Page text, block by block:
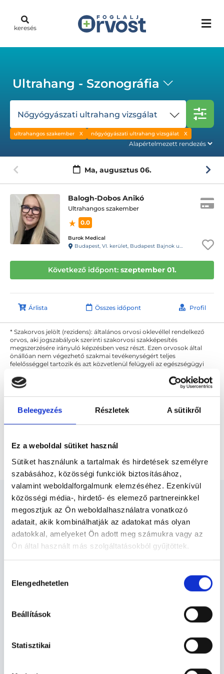
Beleegyezés Részletek A sütikről
Ez a weboldal sütiket használ
Sütiket használunk a tartalmak és hirdetések személyre
szabásához, közösségi funkciók biztosításához,
valamint weboldalforgalmunk elemzéséhez. Ezenkívül
közösségi média-, hirdető- és elemező partnereinkkel
megosztjuk az Ön weboldalhasználatra vonatkozó
adatait, akik kombinálhatják az adatokat más olyan
adatokkal, amelyeket Ön adott meg számukra vagy az
Ön által használt más szolgáltatásokból gyűjtöttek.
szabályzat:https://foglaljorvost.hu/info/foglaljorvost-
kiválasztása
Elengedhetetlen
Beállítások
Statisztikai
keresés
Ultrahang - Szonográfia
Nőgyógyászati ultrahang vizsgálat
ultrahangos szakember nőgyógyászati ultrahang vizsgálat
Ma, augusztus 06.
Balogh-Dobos Anikó
Ultrahangos szakember
0.0
Burok Medical
Budapest, VI. kerület, Budapest Bajnok utca 13. Bajnok Center
Következő időpont: szeptember 01.
Árlista Összes időpont Profil
* Szakorvos jelölt (rezidens): általános orvosi oklevéllel rendelkező
orvos, aki jogszabályok szerinti szakorvosi szakképesítés
megszerzésére irányuló képzésben vesz részt. Ezen orvosok által
önállóan nem végezhető szakmai tevékenységért teljes
felelősséggel tartozik és azt közvetlenül felügyeli az egészségügyi
szakorvosjelölt önállóan láthat el feladatokat. A foglaljorvost.hu
felelősségét kizárja esetleges névazonosságért bármely szakorvos
és szakorvosjelölt esetén.
Ultrahangos szakember -
Ultrahang - Szonográfia
Budapesti és vidéki ultrahangos szakember